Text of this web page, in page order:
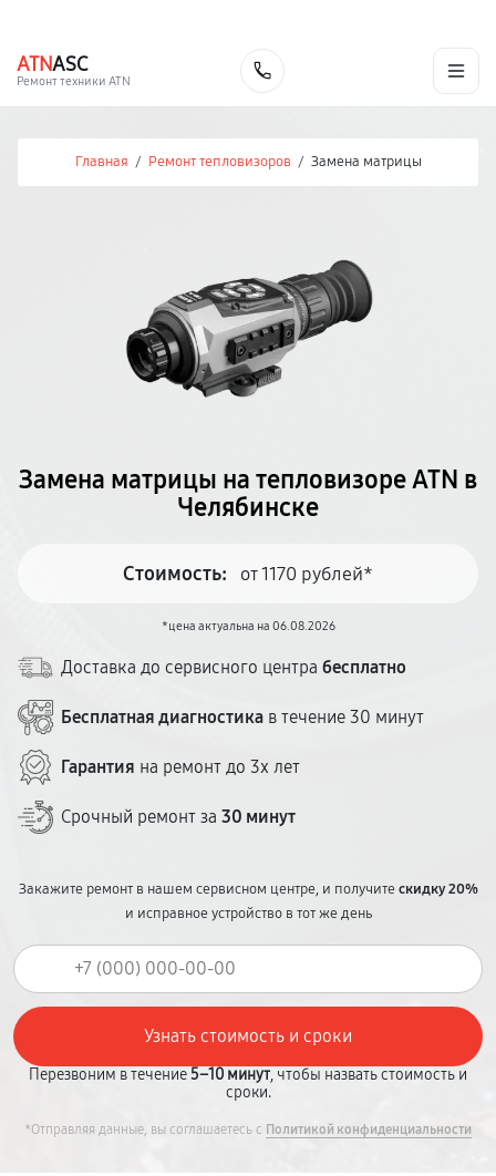
ATNASC
Ремонт техники ATN
Главная / Ремонт тепловизоров / Замена матрицы
Замена матрицы на тепловизоре ATN в
Челябинске
Стоимость: от 1170 рублей*
*цена актуальна на 06.08.2026
Доставка до сервисного центра бесплатно
Бесплатная диагностика в течение 30 минут
Гарантия на ремонт до 3х лет
Срочный ремонт за 30 минут
Закажите ремонт в нашем сервисном центре, и получитескидку 20%
и исправное устройство в тот же день
Перезвоним в течение5–10 минут, чтобы назвать стоимость и
сроки.
*Отправляя данные, вы соглашаетесь с Политикой конфиденциальности